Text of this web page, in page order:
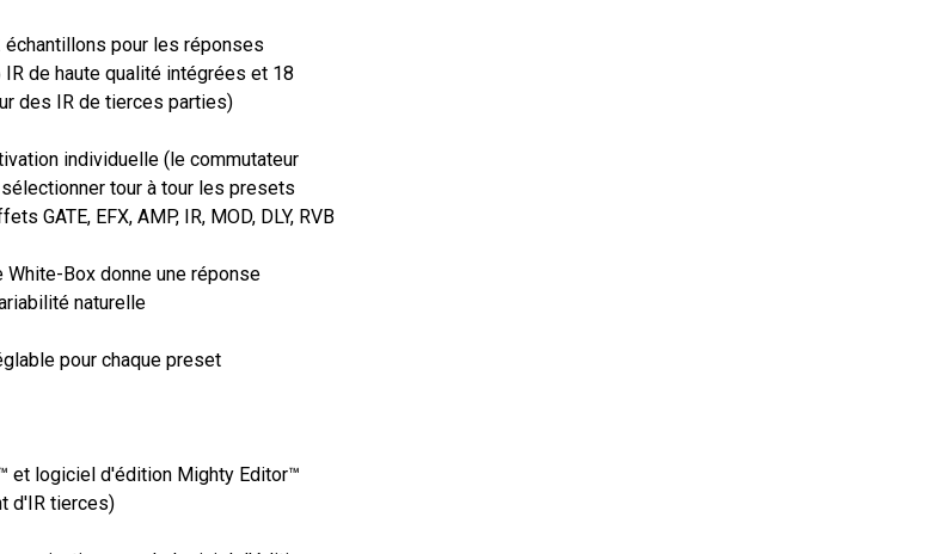
pour les réponses
de haute qualité intégrées et 18
des IR de tierces parties)
individuelle (le commutateur
tour à tour les presets
GATE, EFX, AMP, IR, MOD, DLY, RVB
White-Box donne une réponse
naturelle
pour chaque preset
et logiciel d'édition Mighty Editor™
d'IR tierces)